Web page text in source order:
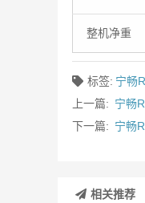
整机净重
标签: 宁畅
上一篇: 宁畅
下一篇: 宁畅
相关推荐